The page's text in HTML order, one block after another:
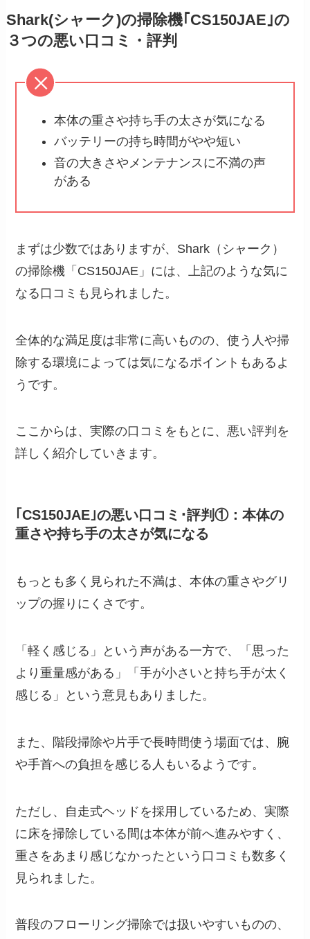
Shark(シャーク)の掃除機｢CS150JAE｣の
３つの悪い口コミ・評判
本体の重さや持ち手の太さが気になる
バッテリーの持ち時間がやや短い
音の大きさやメンテナンスに不満の声
がある
まずは少数ではありますが、Shark（シャーク）
の掃除機「CS150JAE」には、上記のような気に
なる口コミも見られました。
全体的な満足度は非常に高いものの、使う人や掃
除する環境によっては気になるポイントもあるよ
うです。
ここからは、実際の口コミをもとに、悪い評判を
詳しく紹介していきます。
｢CS150JAE｣の悪い口コミ･評判①：本体の
重さや持ち手の太さが気になる
もっとも多く見られた不満は、本体の重さやグリ
ップの握りにくさです。
「軽く感じる」という声がある一方で、「思った
より重量感がある」「手が小さいと持ち手が太く
感じる」という意見もありました。
また、階段掃除や片手で長時間使う場面では、腕
や手首への負担を感じる人もいるようです。
ただし、自走式ヘッドを採用しているため、実際
に床を掃除している間は本体が前へ進みやすく、
重さをあまり感じなかったという口コミも数多く
見られました。
普段のフローリング掃除では扱いやすいものの、